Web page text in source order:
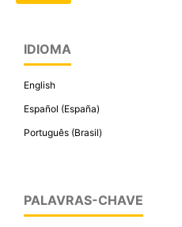
IDIOMA
English
Español (España)
Português (Brasil)
PALAVRAS-CHAVE